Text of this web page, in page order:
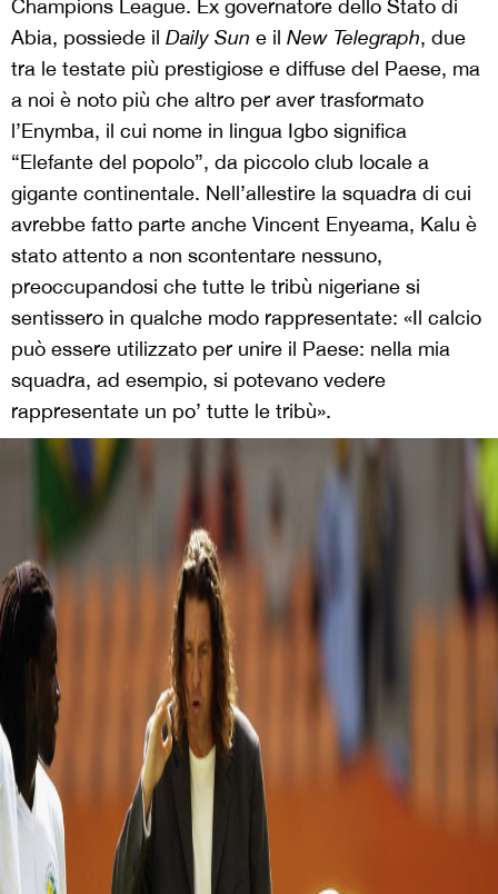
Champions League. Ex governatore dello Stato di
Abia, possiede il Daily Sun e il New Telegraph, due
tra le testate più prestigiose e diffuse del Paese, ma
a noi è noto più che altro per aver trasformato
l’Enymba, il cui nome in lingua Igbo significa
“Elefante del popolo”, da piccolo club locale a
gigante continentale. Nell’allestire la squadra di cui
avrebbe fatto parte anche Vincent Enyeama, Kalu è
stato attento a non scontentare nessuno,
preoccupandosi che tutte le tribù nigeriane si
sentissero in qualche modo rappresentate: «Il calcio
può essere utilizzato per unire il Paese: nella mia
squadra, ad esempio, si potevano vedere
rappresentate un po’ tutte le tribù».